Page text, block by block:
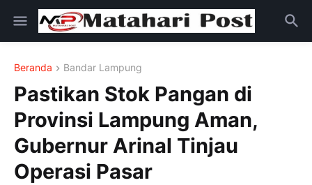
Beranda Bandar Lampung
Pastikan Stok Pangan di
Provinsi Lampung Aman,
Gubernur Arinal Tinjau
Operasi Pasar